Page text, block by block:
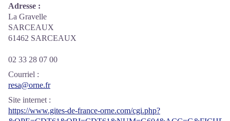
Adresse :
La Gravelle
SARCEAUX
61462 SARCEAUX
02 33 28 07 00
Courriel :
resa@orne.fr
Site internet :
https://www.gites-de-france-orne.com/cgi.php?